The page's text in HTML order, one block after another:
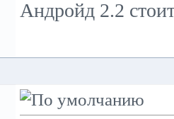
Андройд 2.2